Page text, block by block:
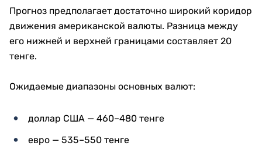
Прогноз предполагает достаточно широкий коридор
движения американской валюты. Разница между
его нижней и верхней границами составляет 20
тенге.
Ожидаемые диапазоны основных валют:
доллар США — 460–480 тенге
евро — 535–550 тенге